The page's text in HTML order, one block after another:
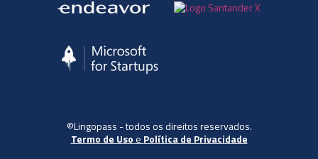
©Lingopass - todos os direitos reservados.
Termo de Uso e Política de Privacidade